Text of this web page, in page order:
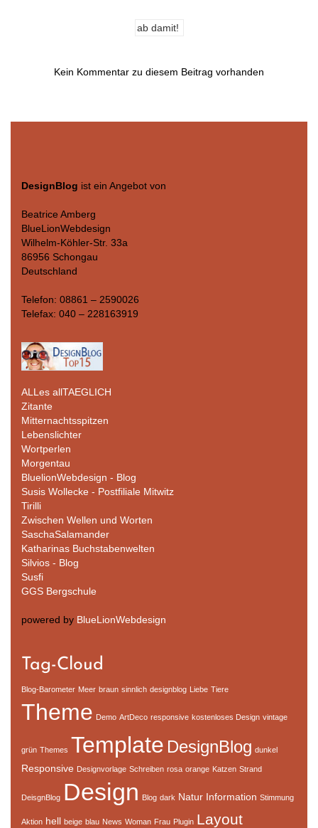
Kein Kommentar zu diesem Beitrag vorhanden
DesignBlog ist ein Angebot von
Beatrice Amberg
BlueLionWebdesign
Wilhelm-Köhler-Str. 33a
86956 Schongau
Deutschland
Telefon: 08861 – 2590026
Telefax: 040 – 228163919
ALLes allTAEGLICH
Zitante
Mitternachtsspitzen
Lebenslichter
Wortperlen
Morgentau
BluelionWebdesign - Blog
Susis Wollecke - Postfiliale Mitwitz
Tirilli
Zwischen Wellen und Worten
SaschaSalamander
Katharinas Buchstabenwelten
Silvios - Blog
Susfi
GGS Bergschule
powered by BlueLionWebdesign
Tag-Cloud
Blog-Barometer Meer braun sinnlich designblog Liebe Tiere
Theme Demo ArtDeco responsive kostenloses Design vintage
grün Themes Template DesignBlog dunkel
Responsive Designvorlage Schreiben rosa orange Katzen Strand
DeisgnBlog Design Blog dark Natur Information Stimmung
Aktion hell beige blau News Woman Frau Plugin Layout